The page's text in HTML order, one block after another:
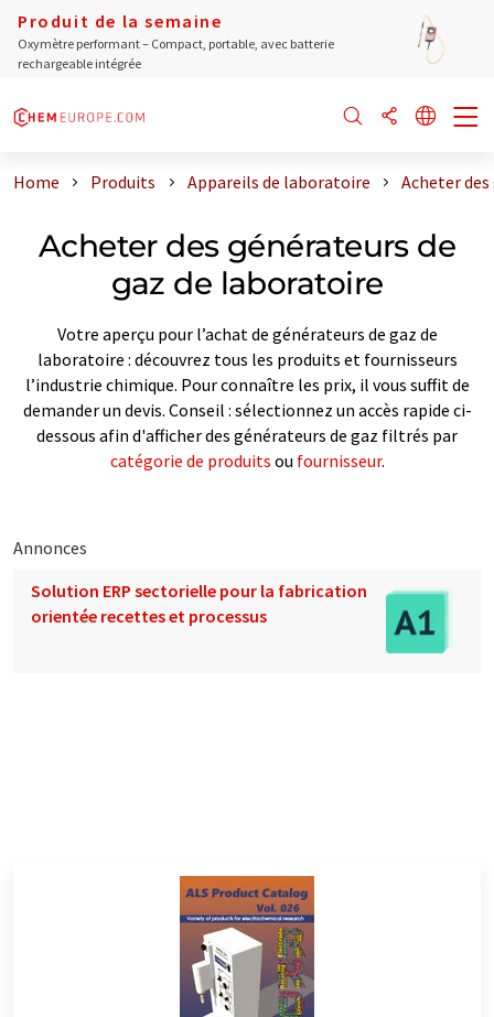
Produit de la semaine
Oxymètre performant – Compact, portable, avec batterie
rechargeable intégrée
Home Produits Appareils de laboratoire Acheter
Acheter des générateurs de
gaz de laboratoire
Votre aperçu pour l’achat de générateurs de gaz de
laboratoire : découvrez tous les produits et fournisseurs
l’industrie chimique. Pour connaître les prix, il vous suffit de
demander un devis. Conseil : sélectionnez un accès rapide ci-
dessous afin d'afficher des générateurs de gaz filtrés par
catégorie de produits ou fournisseur.
Annonces
Solution ERP sectorielle pour la fabrication
orientée recettes et processus